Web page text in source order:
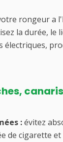
rongeur a
la durée, le
électriques,
:évitez
de cigarette et